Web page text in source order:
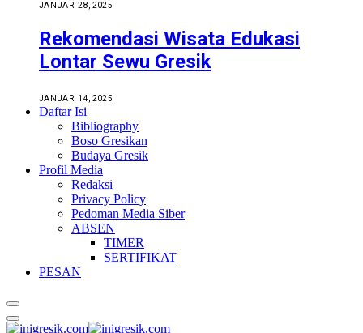
JANUARI 28, 2025
Rekomendasi Wisata Edukasi
Lontar Sewu Gresik
JANUARI 14, 2025
Daftar Isi
Bibliography
Boso Gresikan
Budaya Gresik
Profil Media
Redaksi
Privacy Policy
Pedoman Media Siber
ABSEN
TIMER
SERTIFIKAT
PESAN